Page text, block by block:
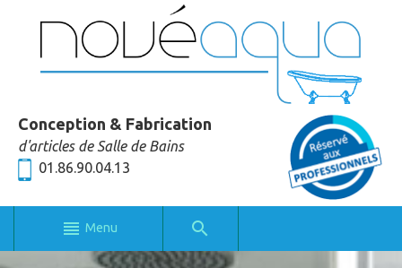
Conception & Fabrication
d'articles de Salle de Bains
01.86.90.04.13
Menu